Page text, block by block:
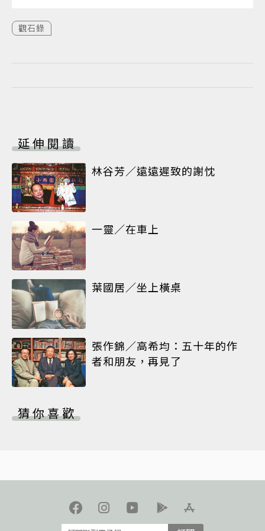
觀石錄
延伸閱讀
林谷芳／遠遠遲致的謝忱
一靈／在車上
葉國居／坐上橫桌
張作錦／高希均：五十年的作
者和朋友，再見了
猜你喜歡